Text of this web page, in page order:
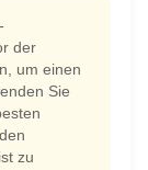
der
um einen
Sie
zu